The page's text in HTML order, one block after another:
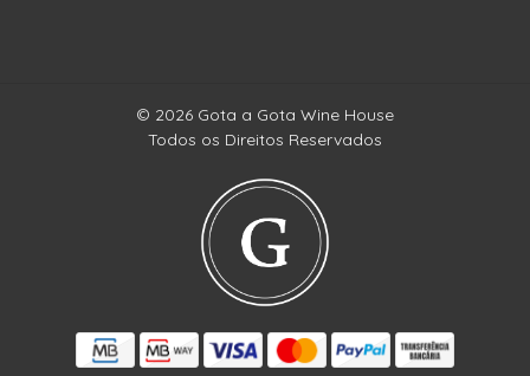
© 2026 Gota a Gota Wine House
Todos os Direitos Reservados